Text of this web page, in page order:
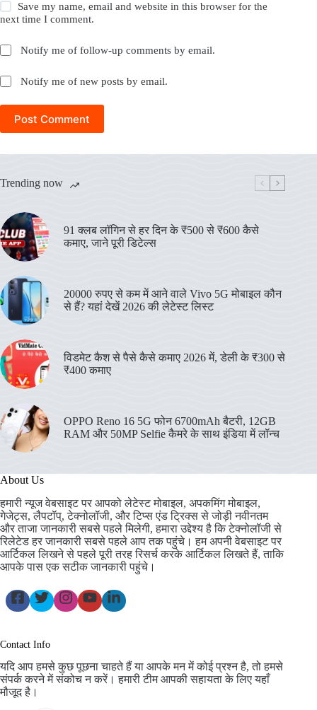
Save my name, email and website in this browser for the
next time I comment.
Notify me of follow-up comments by email.
Notify me of new posts by email.
Post Comment
Trending now
91 क्लब लॉगिन से हर दिन के ₹500 से ₹600 कैसे
कमाए, जाने पूरी डिटेल्स
20000 रुपए से कम में आने वाले Vivo 5G मोबाइल कौन
से हैं? यहां देखें 2026 की लेटेस्ट लिस्ट
विडमेट कैश से पैसे कैसे कमाए 2026 में, डेली के ₹300 से
₹400 कमाए
OPPO Reno 16 5G फोन 6700mAh बैटरी, 12GB
RAM और 50MP Selfie कैमरे के साथ इंडिया में लॉन्च
About Us
हमारी न्यूज वेबसाइट पर आपको लेटेस्ट मोबाइल, अपकमिंग मोबाइल,
गेजेट्स, लैपटॉप्, टेक्नोलॉजी, और टिप्स एंड ट्रिक्स से जोड़ी नवीनतम
और ताजा जानकारी सबसे पहले मिलेगी, हमारा उद्देश्य है कि टेक्नोलॉजी से
रिलेटेड हर जानकारी सबसे पहले आप तक पहुंचे। हम अपनी वेबसाइट पर
आर्टिकल लिखने से पहले पूरी तरह रिसर्च करके आर्टिकल लिखते हैं, ताकि
आपके पास एक सटीक जानकारी पहुंचे।
Contact Info
यदि आप हमसे कुछ पूछना चाहते हैं या आपके मन में कोई प्रश्न है, तो हमसे
संपर्क करने में संकोच न करें। हमारी टीम आपकी सहायता के लिए यहाँ
मौजूद है।